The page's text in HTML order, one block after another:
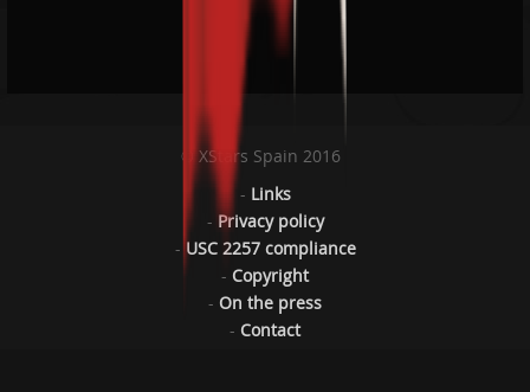
© XStars Spain 2016
- Links
- Privacy policy
-USC 2257 compliance
- Copyright
- On the press
- Contact